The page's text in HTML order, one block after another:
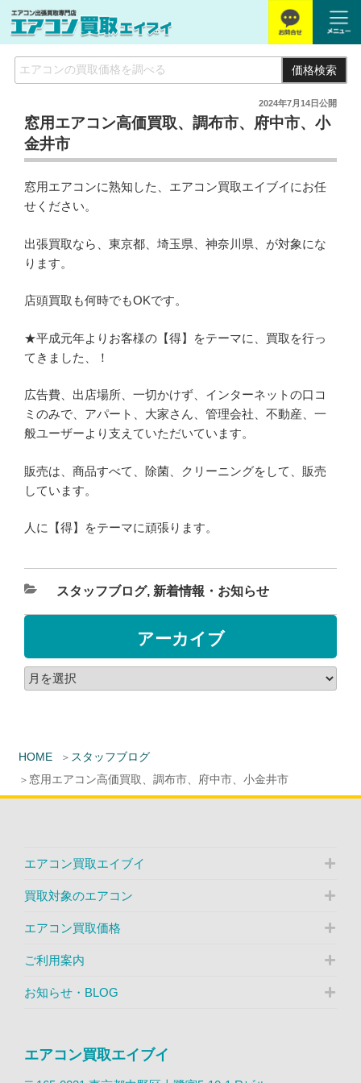
価格検索
HOME
スタッフブログ
窓用エアコン高価買取、調布市、府中市、小金井市
2024年7月14日公開
窓用エアコン高価買取、調布市、府中市、小
金井市
窓用エアコンに熟知した、エアコン買取エイブイにお任
せください。
出張買取なら、東京都、埼玉県、神奈川県、が対象にな
ります。
店頭買取も何時でもOKです。
★平成元年よりお客様の【得】をテーマに、買取を行っ
てきました、！
広告費、出店場所、一切かけず、インターネットの口コ
ミのみで、アパート、大家さん、管理会社、不動産、一
般ユーザーより支えていただいています。
販売は、商品すべて、除菌、クリーニングをして、販売
しています。
人に【得】をテーマに頑張ります。
スタッフブログ, 新着情報・お知らせ
アーカイブ
エアコン買取エイブイ
買取対象のエアコン
エアコン買取価格
ご利用案内
お知らせ・BLOG
エアコン買取エイブイ